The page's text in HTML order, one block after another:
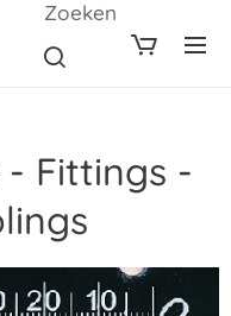
Zoeken
Fittings -